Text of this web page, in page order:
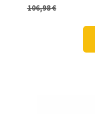
106,98€